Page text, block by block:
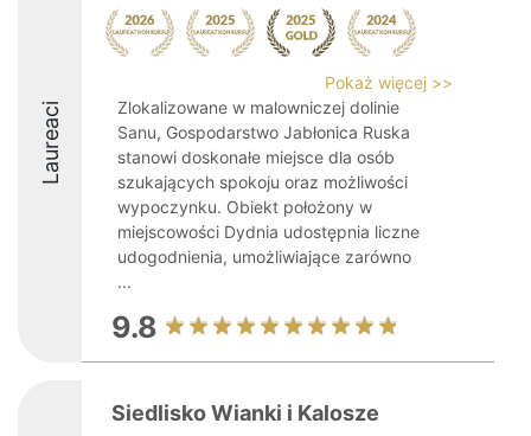
Laureaci
Pokaż więcej >>
Zlokalizowane w malowniczej dolinie
Sanu, Gospodarstwo Jabłonica Ruska
stanowi doskonałe miejsce dla osób
szukających spokoju oraz możliwości
wypoczynku. Obiekt położony w
miejscowości Dydnia udostępnia liczne
udogodnienia, umożliwiające zarówno
...
9.8
Siedlisko Wianki i Kalosze